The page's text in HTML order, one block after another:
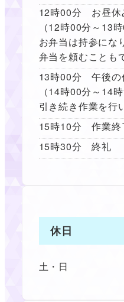
12時00分 お昼休
（12時00分～13
お弁当は持参にな
弁当を頼むことも
13時00分 午後の
（14時00分～14
引き続き作業を行
15時10分 作業
15時30分 終礼
休日
土・日